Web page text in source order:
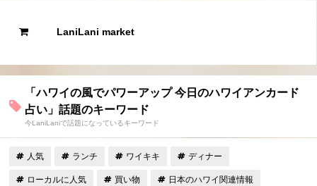
LaniLani market
「ハワイの風でパワーアップ 今日のハワイアンカード
占い」話題のキーワード
今LaniLaniで話題になっているキーワード
人気 ランチ ワイキキ ディナー
ローカルに人気 買い物 日本のハワイ関連情報